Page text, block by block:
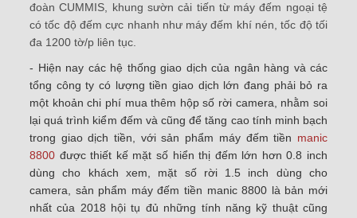
đoàn CUMMIS, khung sườn cải tiến từ máy đếm ngoại tệ
có tốc độ đếm cực nhanh như máy đếm khí nén, tốc độ tối
đa 1200 tờ/p liên tục.
- Hiện nay các hệ thống giao dịch của ngân hàng và các
tổng công ty có lượng tiền giao dịch lớn đang phải bỏ ra
một khoản chi phí mua thêm hộp số rời camera, nhằm soi
lại quá trình kiểm đếm và cũng để tăng cao tính minh bạch
trong giao dịch tiền, với sản phẩm máy đếm tiền manic
8800 được thiết kế mặt số hiển thị đếm lớn hơn 0.8 inch
dùng cho khách xem, mặt số rời 1.5 inch dùng cho
camera, sản phẩm máy đếm tiền manic 8800 là bản mới
nhất của 2018 hội tụ đủ những tính năng kỹ thuật cũng